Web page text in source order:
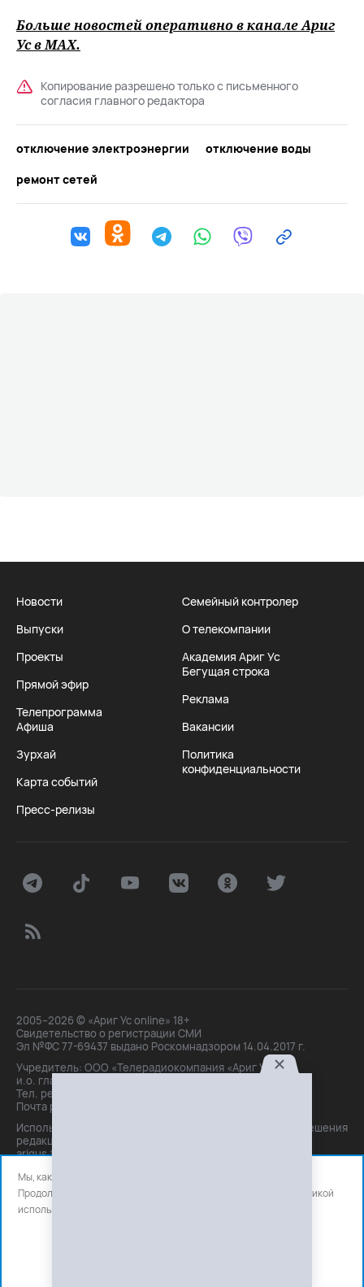
Больше новостей оперативно в канале Ариг
Ус вMAХ.
Копирование разрешено только с письменного
согласия главного редактора
отключение электроэнергии
отключение воды
ремонт сетей
Новости
Выпуски
Проекты
Прямой эфир
Телепрограмма
Афиша
Зурхай
Карта событий
Пресс-релизы
Семейный контролер
О телекомпании
Академия Ариг Ус
Бегущая строка
Реклама
Вакансии
Политика
конфиденциальности
2005–2026 © «Ариг Ус online» 18+
Свидетельство о регистрации СМИ
Эл №ФС 77-69437 выдано Роскомнадзором 14.04.2017 г.
Учредитель: ООО «Телерадиокомпания «Ариг Ус»,
и.о. главного редактора: Маханова О.Б.
Тел. peдakции: +7(3012)21-30-14,
Почта peдakции: editor@arigus.tv
Использование материалов только с письменного разрешения
редакции. При цитировании прямая активная ссылка на
arigus.tv обязательна.
Мы, как и все используем файлы cookie и сервисы аналитики.
Продолжая использовать сайт, вы соглашаетесь с нашей
политикой
использования